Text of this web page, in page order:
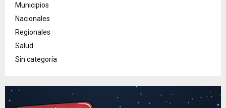
Municipios
Nacionales
Regionales
Salud
Sin categoría